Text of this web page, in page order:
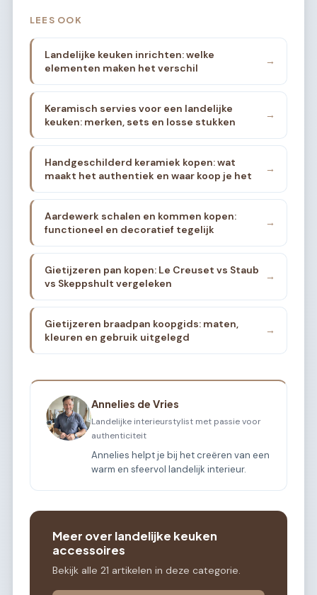
LEES OOK
Landelijke keuken inrichten: welke
elementen maken het verschil
→
Keramisch servies voor een landelijke
keuken: merken, sets en losse stukken
→
Handgeschilderd keramiek kopen: wat
maakt het authentiek en waar koop je het
→
Aardewerk schalen en kommen kopen:
functioneel en decoratief tegelijk
→
Gietijzeren pan kopen: Le Creuset vs Staub
vs Skeppshult vergeleken
→
Gietijzeren braadpan koopgids: maten,
kleuren en gebruik uitgelegd
→
Annelies de Vries
Landelijke interieurstylist met passie voor
authenticiteit
Annelies helpt je bij het creëren van een
warm en sfeervol landelijk interieur.
Meer over landelijke keuken
accessoires
Bekijk alle 21 artikelen in deze categorie.